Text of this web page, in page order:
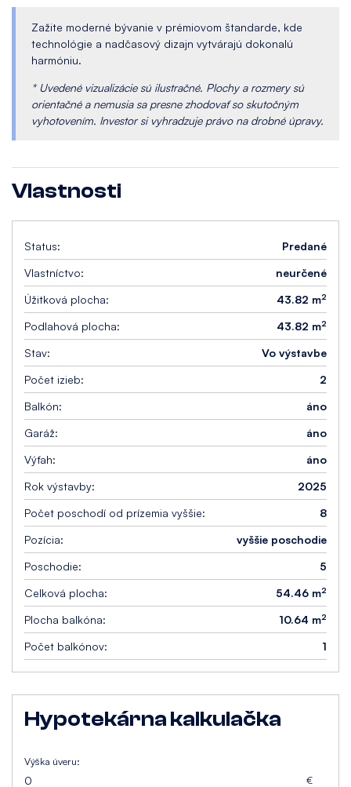
Zažite moderné bývanie v prémiovom štandarde, kde
technológie a nadčasový dizajn vytvárajú dokonalú
harmóniu.
* Uvedené vizualizácie sú ilustračné. Plochy a rozmery sú
orientačné a nemusia sa presne zhodovať so skutočným
vyhotovením. Investor si vyhradzuje právo na drobné úpravy.
Vlastnosti
Status:
Predané
Vlastníctvo:
neurčené
Úžitková plocha:
43.82 m2
Podlahová plocha: 43.82 m2
Stav:
Vo výstavbe
Počet izieb:
2
Balkón:
áno
Garáž:
áno
Výťah:
áno
Rok výstavby:
2025
Počet poschodí od prízemia vyššie:
8
Pozícia:
vyššie poschodie
Poschodie:
5
Celková plocha:
54.46 m2
Plocha balkóna: 10.64 m2
Počet balkónov: 1
Hypotekárna kalkulačka
Výška úveru:
€